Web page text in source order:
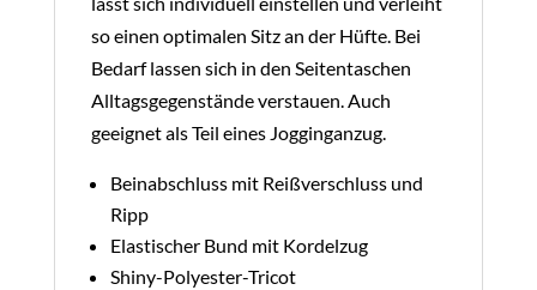
so einen optimalen Sitz an der Hüfte. Bei
Bedarf lassen sich in den Seitentaschen
Alltagsgegenstände verstauen. Auch
geeignet als Teil eines Jogginganzug.
Beinabschluss mit Reißverschluss und
Ripp
Elastischer Bund mit Kordelzug
Shiny-Polyester-Tricot